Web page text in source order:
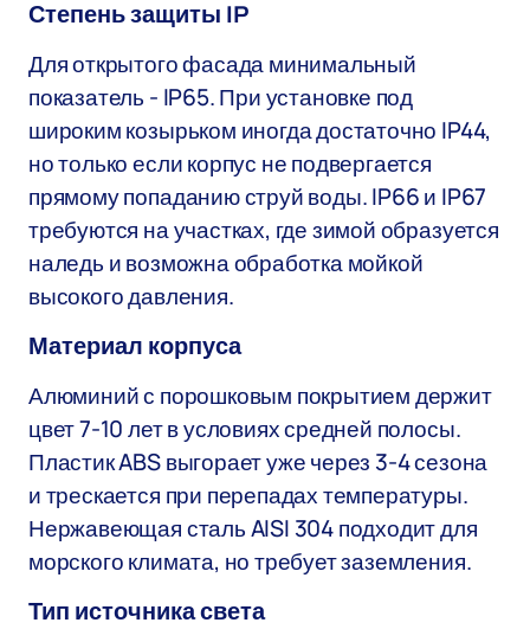
Степень защиты IP
Для открытого фасада минимальный
показатель - IP65. При установке под
широким козырьком иногда достаточно IP44,
но только если корпус не подвергается
прямому попаданию струй воды. IP66 и IP67
требуются на участках, где зимой образуется
наледь и возможна обработка мойкой
высокого давления.
Материал корпуса
Алюминий с порошковым покрытием держит
цвет 7-10 лет в условиях средней полосы.
Пластик ABS выгорает уже через 3-4 сезона
и трескается при перепадах температуры.
Нержавеющая сталь AISI 304 подходит для
морского климата, но требует заземления.
Тип источника света